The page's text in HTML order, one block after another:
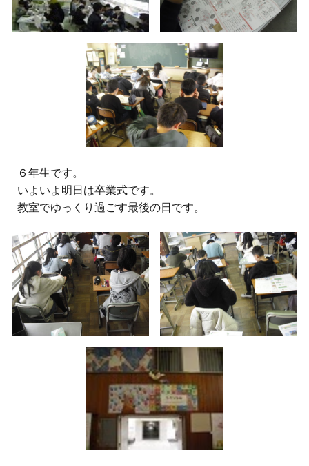
６年生です。
いよいよ明日は卒業式です。
教室でゆっくり過ごす最後の日です。